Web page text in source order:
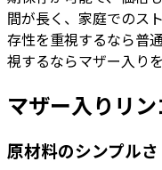
間が長く、家庭でのス
存性を重視するなら普
視するならマザー入り
マザー入りリ
原材料のシンプルさ